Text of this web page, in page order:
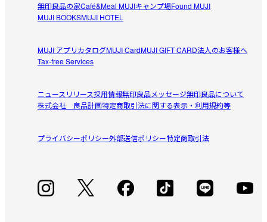
無印良品の家Café&Meal MUJIキャンプ場Found MUJI
MUJI BOOKSMUJI HOTEL
MUJI アプリカタログMUJI CardMUJI GIFT CARD法人のお客様へ
Tax-free Services
ニュースリリース採用情報無印良品メッセージ無印良品について
株式会社 良品計画特定商取引法に関する表示・利用規約等
プライバシーポリシー外部送信ポリシー特定商取引法